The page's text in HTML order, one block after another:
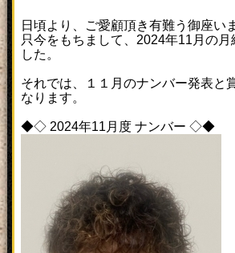
日頃より、ご愛顧頂き有難う御座い
只今をもちまして、2024年11月の月
した。
それでは、１１月のナンバー発表と
なります。
◆◇ 2024年11月度 ナンバー ◇◆